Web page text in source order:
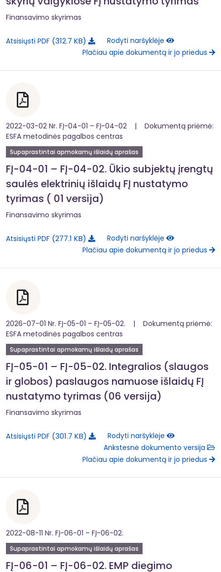
Finansavimo skyrimas
Atsisiųsti PDF 312.7 KB
Rodyti naršyklėje
Plačiau apie dokumentą ir jo priedus
2022-03-02 Nr. FĮ-04-01 – FĮ-04-02 | Dokumentą priėmė:
ESFA metodinės pagalbos centras
Supaprastintai apmokamų išlaidų aprašas
FĮ-04-01 – FĮ-04-02. Ūkio subjektų įrengtų
saulės elektrinių išlaidų FĮ nustatymo
tyrimas ( 01 versija)
Finansavimo skyrimas
Atsisiųsti PDF 277.1 KB
Rodyti naršyklėje
Plačiau apie dokumentą ir jo priedus
2026-07-01 Nr. FĮ-05-01 – FĮ-05-02. | Dokumentą priėmė:
ESFA metodinės pagalbos centras
Supaprastintai apmokamų išlaidų aprašas
FĮ-05-01 – FĮ-05-02. Integralios (slaugos
ir globos) paslaugos namuose išlaidų FĮ
nustatymo tyrimas (06 versija)
Finansavimo skyrimas
Atsisiųsti PDF 301.7 KB
Rodyti naršyklėje
Ankstesnė dokumento versija
Plačiau apie dokumentą ir jo priedus
2022-08-11 Nr. FĮ-06-01 – FĮ-06-02.
Supaprastintai apmokamų išlaidų aprašas
FĮ-06-01 – FĮ-06-02. EMP diegimo